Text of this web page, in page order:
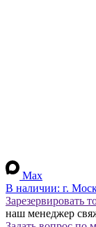
Max
В наличии: г.
Зарезервировать
наш менеджер